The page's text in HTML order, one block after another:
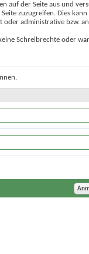
auf der Seite aus und
zuzugreifen. Dies
oder administrative bzw.
Schreibrechte oder